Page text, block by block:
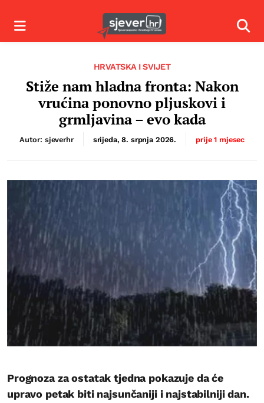
Izbornik
HRVATSKA I SVIJET
Stiže nam hladna fronta: Nakon
vrućina ponovno pljuskovi i
grmljavina – evo kada
Autor: sjeverhr srijeda, 8. srpnja 2026. prije 1 mjesec
Prognoza za ostatak tjedna pokazuje da će
upravo petak biti najsunčaniji i najstabilniji dan.